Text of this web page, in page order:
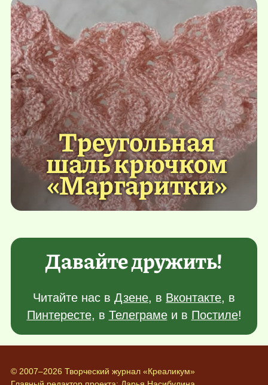
Треугольная
шаль крючком
«Маргаритки»
Давайте дружить!
Читайте нас в Дзене, в Вконтакте, в
Пинтересте, в Телеграмеи в Постиле!
© 2007–2026 Творческий журнал «Креаликум»